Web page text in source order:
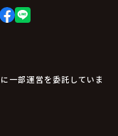
X
(Twitter)
Facebook
LINE
部運営を委託していま